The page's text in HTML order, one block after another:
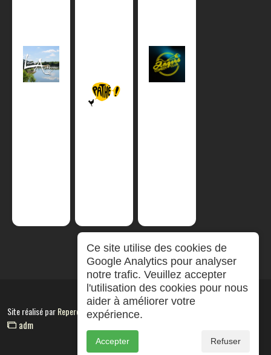
Site réalisé parRepereCom
adm
Ce site utilise des cookies de
Google Analytics pour analyser
notre trafic. Veuillez accepter
l'utilisation des cookies pour nous
aider à améliorer votre
expérience.
Accepter Refuser